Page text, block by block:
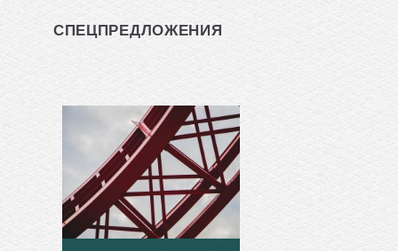
СПЕЦПРЕДЛОЖЕНИЯ